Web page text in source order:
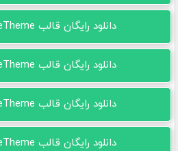
دانلود رایگان قالب BeTheme نسخه 27.0.6
دانلود رایگان قالب BeTheme نسخه 27.0.4
دانلود رایگان قالب BeTheme نسخه 27.0.3
دانلود رایگان قالب BeTheme نسخه 27.0.1